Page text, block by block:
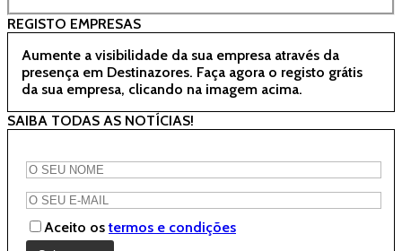
REGISTO EMPRESAS
Aumente a visibilidade da sua empresa através da
presença em Destinazores. Faça agora o registo grátis
da sua empresa, clicando na imagem acima.
SAIBA TODAS AS NOTÍCIAS!
Aceito ostermos e condições